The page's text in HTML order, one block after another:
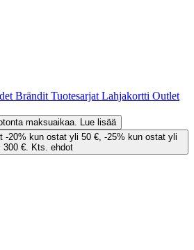
Brändit Tuotesarjat Lahjakortti Outlet
maksuaikaa. Lue lisää
-20% kun ostat yli 50 €, -25% kun ostat yli
300 €. Kts. ehdot